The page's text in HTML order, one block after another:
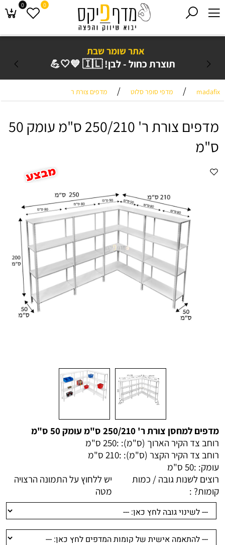
אתר שומר שבת
תוצרת כחול - לבן! 🇮🇱 💙🤍💪
0 0
madafix
/ מדפי סופר סלוט / מדפים צורת ר
מדפים צורת ר' 250/210 ס"מ עומק 50
ס"מ
מדפים למחסן צורת ר' 250/210 ס"מ עומק 50 ס"מ
רוחב צד הקיר הארוך (ס"מ): :250 ס"מ
רוחב צד הקיר הקצר (ס"מ): :210 ס"מ
עומק: :50 ס"מ
רוצים לשנות גובה / כמות
קומות? :
יש ללחוץ על התמונה הרצויה
מטה